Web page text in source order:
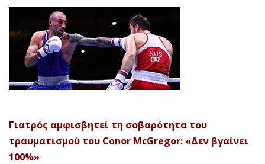
Γιατρός αμφισβητεί τη σοβαρότητα του
τραυματισμού του Conor McGregor: «Δεν βγαίνει
100%»